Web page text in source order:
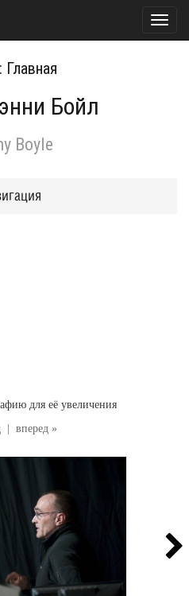
Бойл
Boyle
вперед »
для её увеличения